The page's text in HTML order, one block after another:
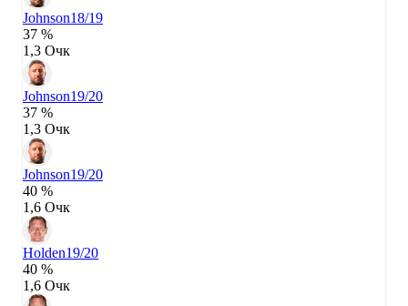
Johnson18/19
37 %
1,3 Очк
Johnson19/20
37 %
1,3 Очк
Johnson19/20
40 %
1,6 Очк
Holden19/20
40 %
1,6 Очк